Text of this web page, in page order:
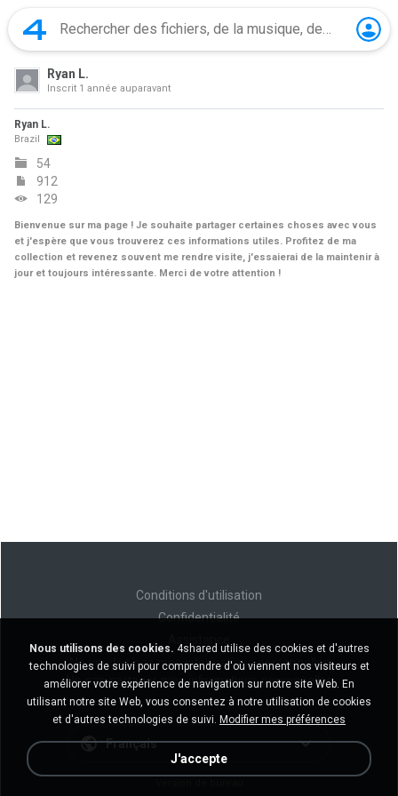
Ryan L.
Inscrit 1 année auparavant
Ryan L.
Brazil
54
912
129
Bienvenue sur ma page ! Je souhaite partager certaines choses avec vous
et j'espère que vous trouverez ces informations utiles. Profitez de ma
collection et revenez souvent me rendre visite, j'essaierai de la maintenir à
jour et toujours intéressante. Merci de votre attention !
Conditions d'utilisation
Confidentialité
Ne vendez pas mes informations personnelles
Ne pas partager mes informations personnelles
Français
Nous utilisons des cookies. 4shared utilise des cookies et d'autres
technologies de suivi pour comprendre d'où viennent nos visiteurs et
améliorer votre expérience de navigation sur notre site Web. En
utilisant notre site Web, vous consentez à notre utilisation de cookies
et d'autres technologies de suivi. Modifier mes préférences
J'accepte